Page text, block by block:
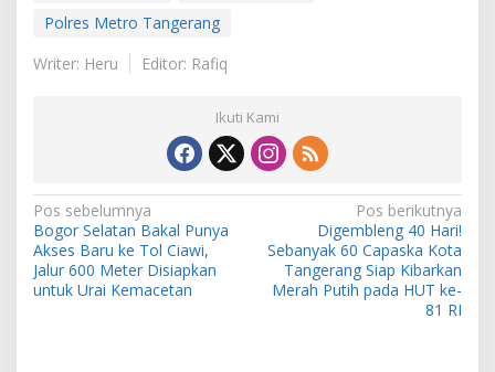
Polres Metro Tangerang
Writer: Heru
Editor: Rafiq
Ikuti Kami
Navigasi
pos
Pos sebelumnya
Bogor Selatan Bakal Punya
Akses Baru ke Tol Ciawi,
Jalur 600 Meter Disiapkan
untuk Urai Kemacetan
Pos berikutnya
Digembleng 40 Hari!
Sebanyak 60 Capaska Kota
Tangerang Siap Kibarkan
Merah Putih pada HUT ke-
81 RI